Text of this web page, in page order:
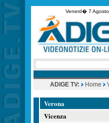
Venerd� 7
ADIGE TV: Home
Verona
Vicenza